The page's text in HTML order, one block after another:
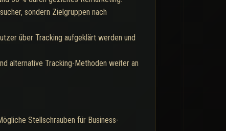
sondern Zielgruppen nach
über Tracking aufgeklärt werden und
alternative Tracking-Methoden weiter an
Stellschrauben für Business-